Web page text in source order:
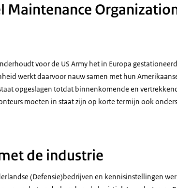
Maintenance
Een man geeft aanwijzingen aan de bestuurder van een
voor de US Army het in Europa
werkt daarvoor nauw samen met hun
opgeslagen totdat binnenkomende en
moeten in staat zijn op korte termijn ook
Een militair bezig met de motor aan een voertuig.
de industrie
(Defensie)bedrijven en kennisinstellingen